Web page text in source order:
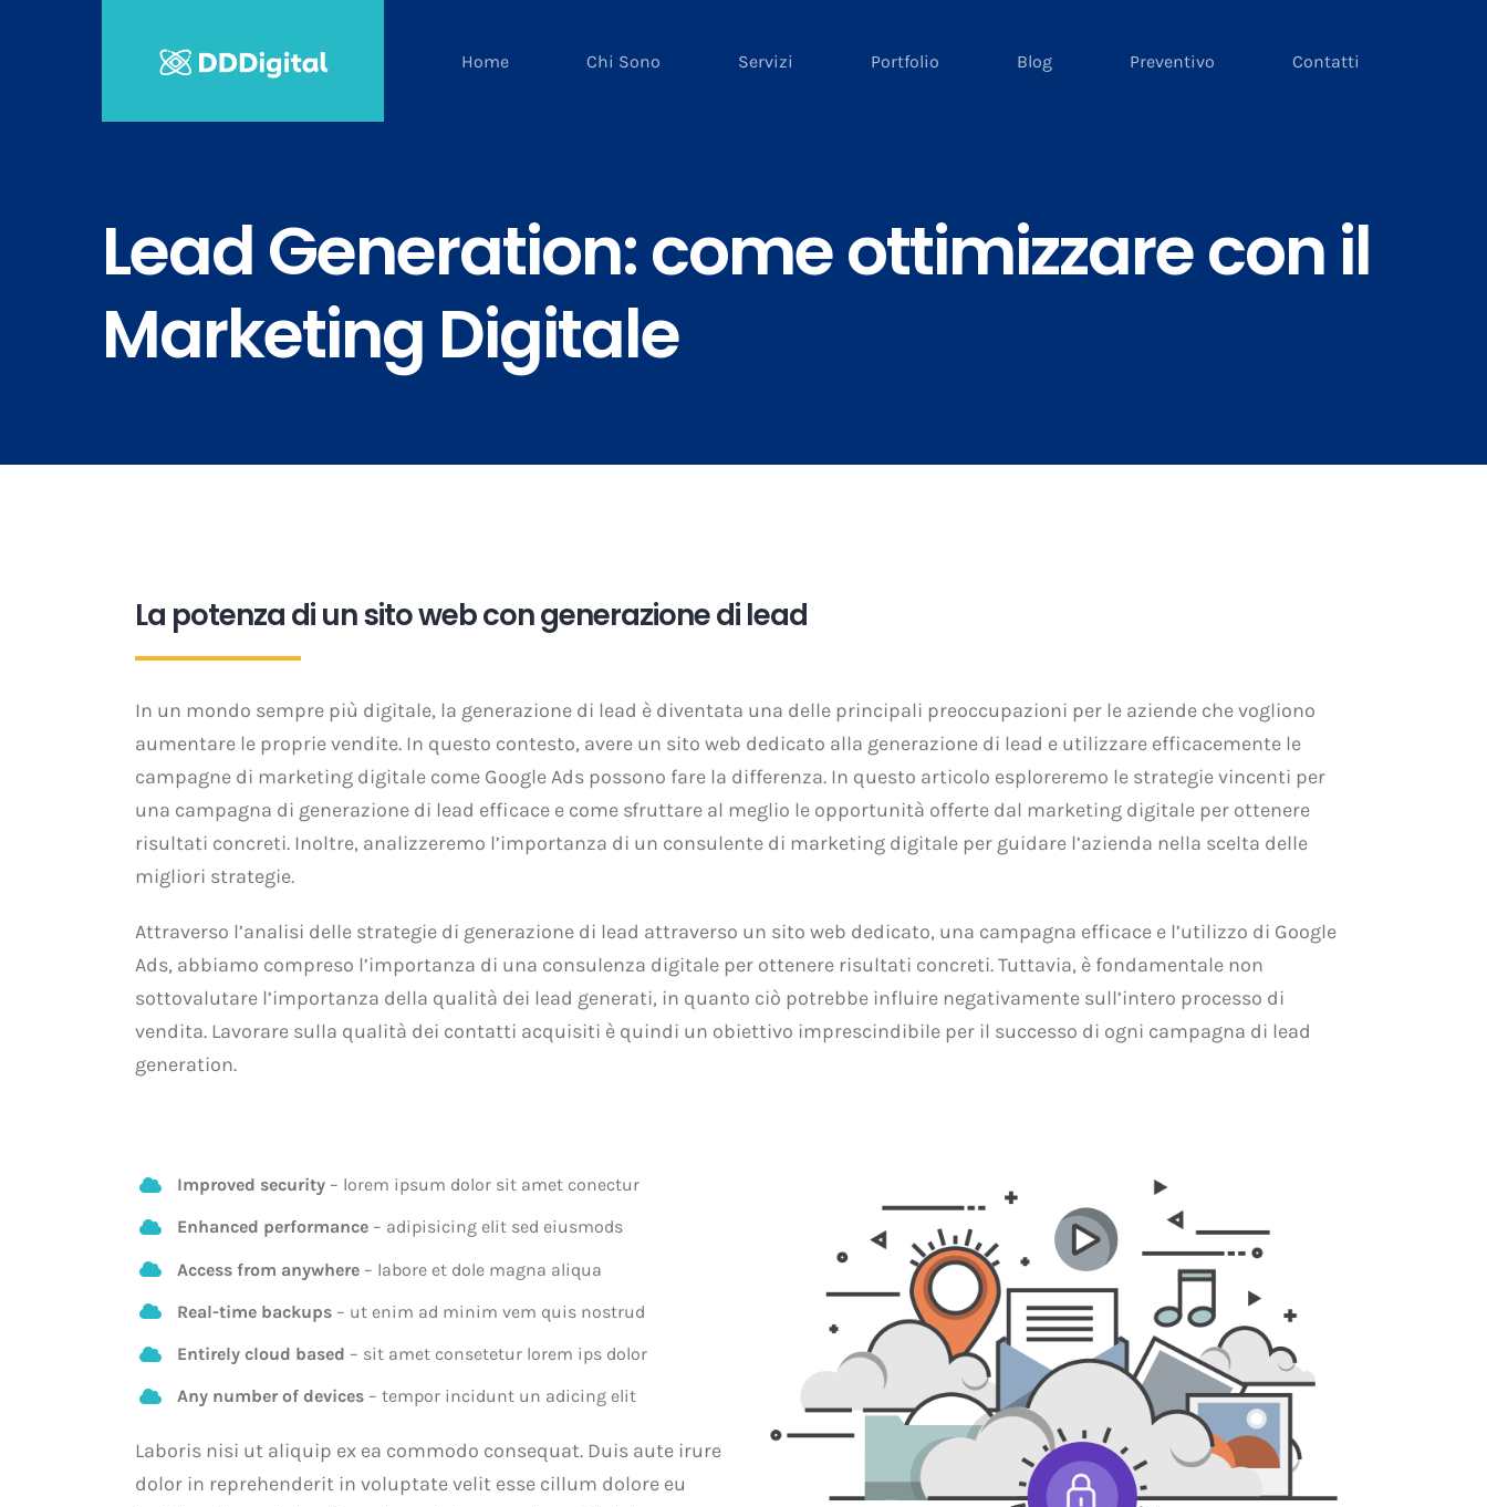
Home Chi Sono Servizi Portfolio Blog Preventivo Contatti
Lead Generation: come ottimizzare con il
Marketing Digitale
La potenza di un sito web con generazione di lead
In un mondo sempre più digitale, la generazione di lead è diventata una delle principali preoccupazioni per le aziende che vogliono
aumentare le proprie vendite. In questo contesto, avere un sito web dedicato alla generazione di lead e utilizzare efficacemente le
campagne di marketing digitale come Google Ads possono fare la differenza. In questo articolo esploreremo le strategie vincenti per
una campagna di generazione di lead efficace e come sfruttare al meglio le opportunità offerte dal marketing digitale per ottenere
risultati concreti. Inoltre, analizzeremo l’importanza di un consulente di marketing digitale per guidare l’azienda nella scelta delle
migliori strategie.
Attraverso l’analisi delle strategie di generazione di lead attraverso un sito web dedicato, una campagna efficace e l’utilizzo di Google
Ads, abbiamo compreso l’importanza di una consulenza digitale per ottenere risultati concreti. Tuttavia, è fondamentale non
sottovalutare l’importanza della qualità dei lead generati, in quanto ciò potrebbe influire negativamente sull’intero processo di
vendita. Lavorare sulla qualità dei contatti acquisiti è quindi un obiettivo imprescindibile per il successo di ogni campagna di lead
generation.
Improved security – lorem ipsum dolor sit amet conectur
Enhanced performance – adipisicing elit sed eiusmods
Access from anywhere – labore et dole magna aliqua
Real-time backups – ut enim ad minim vem quis nostrud
Entirely cloud based – sit amet consetetur lorem ips dolor
Any number of devices – tempor incidunt un adicing elit
Laboris nisi ut aliquip ex ea commodo consequat. Duis aute irure
dolor in reprehenderit in voluptate velit esse cillum dolore eu